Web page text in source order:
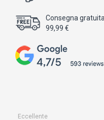
Consegna
99,99 €
Eccellente